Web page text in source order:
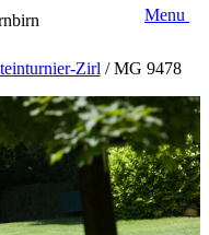
Menu
Zirl /MG 9478